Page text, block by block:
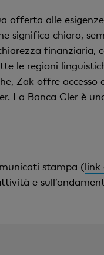
offerta alle
significa chiaro,
finanziaria,
le regioni
Zak offre accesso
La Banca Cler è
stampa (link
e